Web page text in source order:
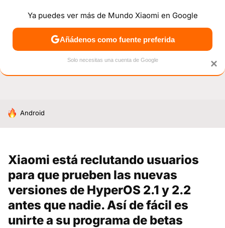
NOTICIAS MÓVILES TUTORIALES OFERTAS
HOY SE HABLA DE
Android
Xiaomi está reclutando usuarios
para que prueben las nuevas
versiones de HyperOS 2.1 y 2.2
antes que nadie. Así de fácil es
unirte a su programa de betas
×
Ya puedes ver más de Mundo Xiaomi en Google
Añádenos como fuente preferida
Solo necesitas una cuenta de Google